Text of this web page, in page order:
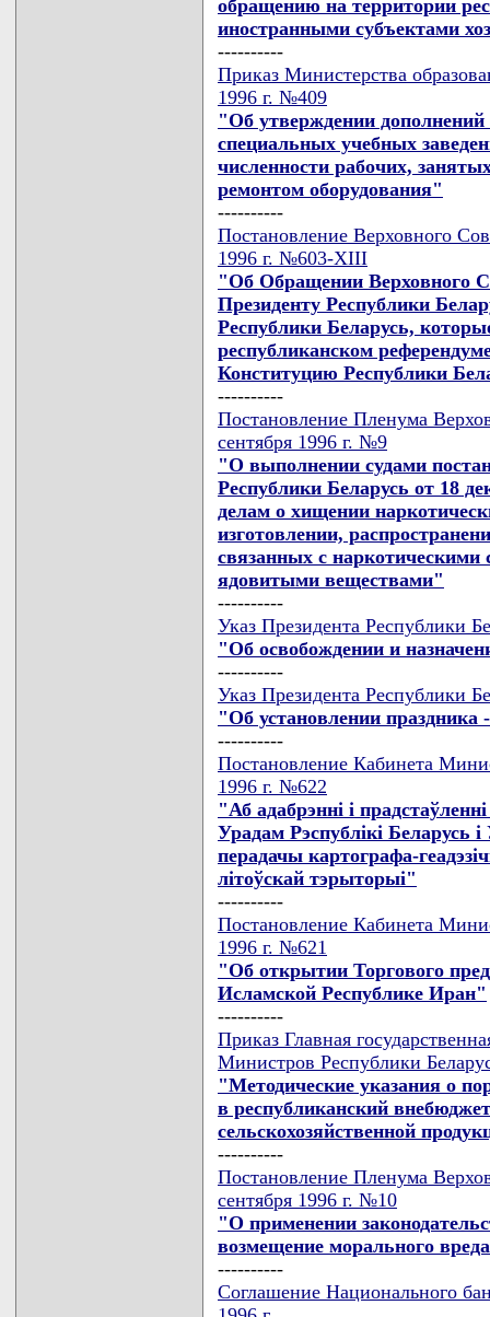
обращению на территории
иностранными субъектами
----------
Приказ Министерства
1996 г. №409
"Об утверждении
специальных учебных
численности рабочих,
ремонтом оборудования"
----------
Постановление Верховного
1996 г. №603-XIII
"Об Обращении Верховного
Президенту Республики
Республики Беларусь,
республиканском
Конституцию Республики
----------
Постановление Пленума
сентября 1996 г. №9
"О выполнении судами
Республики Беларусь от 18
делам о хищении
изготовлении,
связанных с
ядовитыми веществами"
----------
Указ Президента Республики
"Об освобождении и
----------
Указ Президента Республики
"Об установлении
----------
Постановление Кабинета
1996 г. №622
"Аб адабрэннi i
Урадам Рэспублiкi Беларусь
перадачы картографа-
лiтоўскай тэрыторыi"
----------
Постановление Кабинета
1996 г. №621
"Об открытии Торгового
Исламской Республике Иран"
----------
Приказ Главная
Министров Республики
"Методические указания о
в республиканский
сельскохозяйственной
----------
Постановление Пленума
сентября 1996 г. №10
"О применении
возмещение морального
----------
Соглашение Национального